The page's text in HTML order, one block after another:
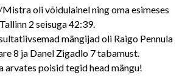
oli võidulainel ning oma esimeses
2 seisuga 42:39.
mängijad oli Raigo Pennula
8 ja Danel Zigadlo 7 tabamust.
arvates poisid tegid head mängu!